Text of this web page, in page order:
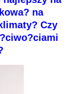
na
Czy